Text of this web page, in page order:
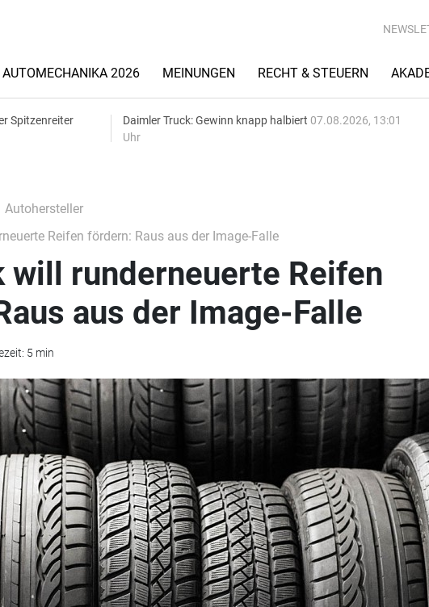
AUTOMECHANIKA 2026 MEINUNGEN RECHT & STEUERN
Spitzenreiter
Daimler Truck: Gewinn knapp halbiert 07.08.2026, 13:01
Uhr
Autohersteller
Reifen fördern: Raus aus der Image-Falle
will runderneuerte Reifen
aus der Image-Falle
5 min